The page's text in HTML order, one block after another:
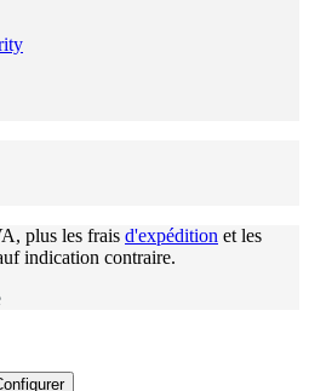
plus les frais d'expédition et les
indication contraire.